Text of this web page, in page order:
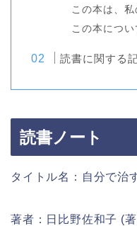
この本は、
この本につ
読書に関する
読書ノート
タイトル名：自分で治
著者：日比野佐和子 (